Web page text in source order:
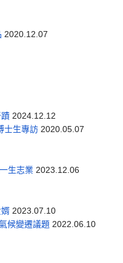
2020.12.07
2024.12.12
士生專訪2020.05.07
生志業2023.12.06
2023.07.10
候變遷議題2022.06.10